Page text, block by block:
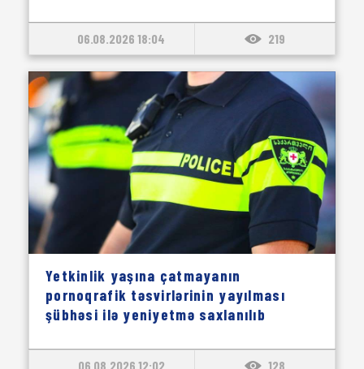
06.08.2026 18:04 219
Yetkinlik yaşına çatmayanın
pornoqrafik təsvirlərinin yayılması
şübhəsi ilə yeniyetmə saxlanılıb
06.08.2026 12:02 128